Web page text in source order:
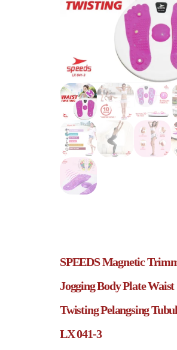
SPEEDS Magnetic
Jogging Body Plate Waist
Twisting Pelangsing
LX 041-3